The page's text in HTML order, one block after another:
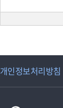
개인정보처리방침